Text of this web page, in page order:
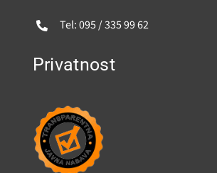
Tel: 095 / 335 99 62
Privatnost